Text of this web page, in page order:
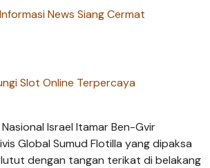
News Siang Cermat
Slot Online Terpercaya
Israel Itamar Ben-Gvir
Global Sumud Flotilla yang dipaksa
dengan tangan terikat di belakang